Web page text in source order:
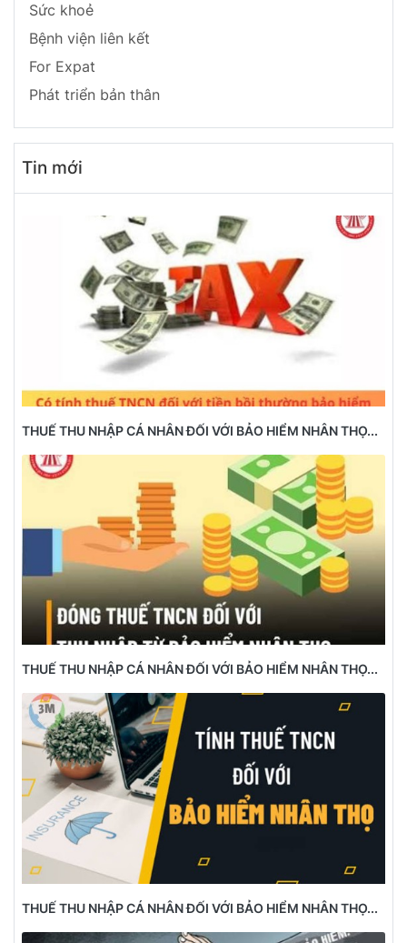
Sức khoẻ
Bệnh viện liên kết
For Expat
Phát triển bản thân
Tin mới
THUẾ THU NHẬP CÁ NHÂN ĐỐI VỚI BẢO HIỂM NHÂN THỌ...
THUẾ THU NHẬP CÁ NHÂN ĐỐI VỚI BẢO HIỂM NHÂN THỌ...
THUẾ THU NHẬP CÁ NHÂN ĐỐI VỚI BẢO HIỂM NHÂN THỌ...